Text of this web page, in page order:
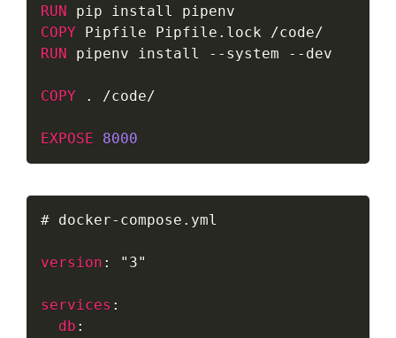
RUN
COPY Pipfile Pipfile . lock /code/
RUN
pipenv install -- system -- dev
COPY . /code/
EXPOSE 8000
# docker-compose.yml
version : "3"
services :
db :